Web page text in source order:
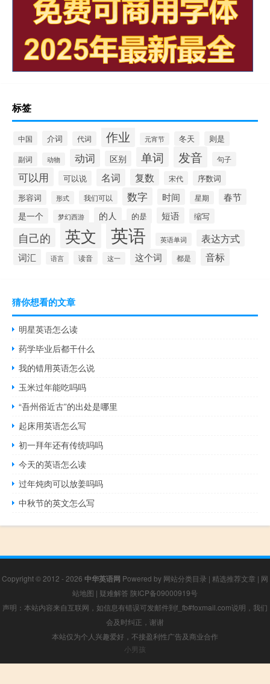
标签
中国 介词 代词 作业 元宵节 冬天
则是
副词
动物 动词 区别 单词 发音 句子
可以用 可以说 名词 复数 宋代
序数词
形容词
形式 我们可以 数字 时间 星期 春节
是一个 梦幻西游 的人 的是 短语 缩写
自己的 英文 英语 英语单词 表达方式
词汇 语言 读音 这一 这个词 都是 音标
猜你想看的文章
明星英语怎么读
药学毕业后都干什么
我的错用英语怎么说
玉米过年能吃吗吗
“吾州俗近古”的出处是哪里
起床用英语怎么写
初一拜年还有传统吗吗
今天的英语怎么读
过年炖肉可以放姜吗吗
中秋节的英文怎么写
Copyright © 2012 - 2026 中华英语网 Powered by 网站分类目录 | 精选推荐文章 | 网
站地图 | 疑难解答 陕ICP备09000919号
声明：本站内容来自互联网，如信息有错误可发邮件到f_fb#foxmail.com说明，我们
会及时纠正，谢谢
本站仅为个人兴趣爱好，不接盈利性广告及商业合作
小男孩